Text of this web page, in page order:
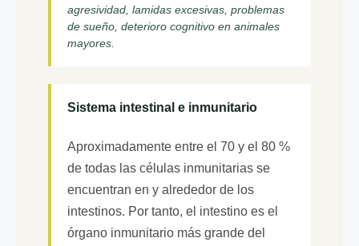
agresividad, lamidas excesivas, problemas
de sueño, deterioro cognitivo en animales
mayores.
Sistema intestinal e inmunitario
Aproximadamente entre el 70 y el 80 %
de todas las células inmunitarias se
encuentran en y alrededor de los
intestinos. Por tanto, el intestino es el
órgano inmunitario más grande del